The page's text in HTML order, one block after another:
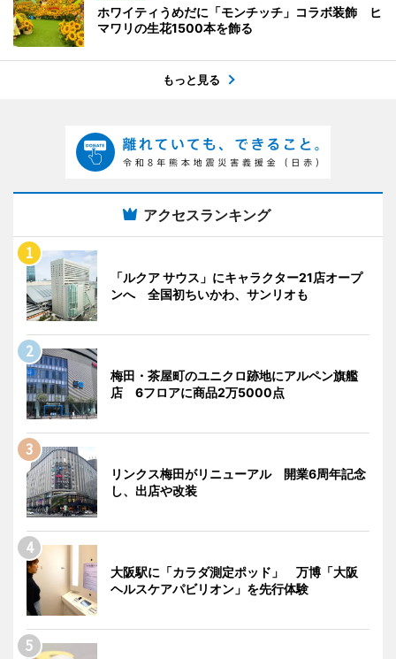
ホワイティうめだに「モンチッチ」コラボ装飾 ヒ
マワリの生花1500本を飾る
もっと見る
アクセスランキング
「ルクア サウス」にキャラクター21店オープ
ンへ 全国初ちいかわ、サンリオも
梅田・茶屋町のユニクロ跡地にアルペン旗艦
店 6フロアに商品2万5000点
リンクス梅田がリニューアル 開業6周年記念
し、出店や改装
大阪駅に「カラダ測定ポッド」 万博「大阪
ヘルスケアパビリオン」を先行体験